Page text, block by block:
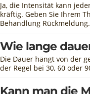
Ja, die Intensität kann
kräftig. Geben Sie Ihrem
Behandlung Rückmeldung.
Wie lange
Die Dauer hängt von der
der Regel bei 30, 60 oder
Kann man die